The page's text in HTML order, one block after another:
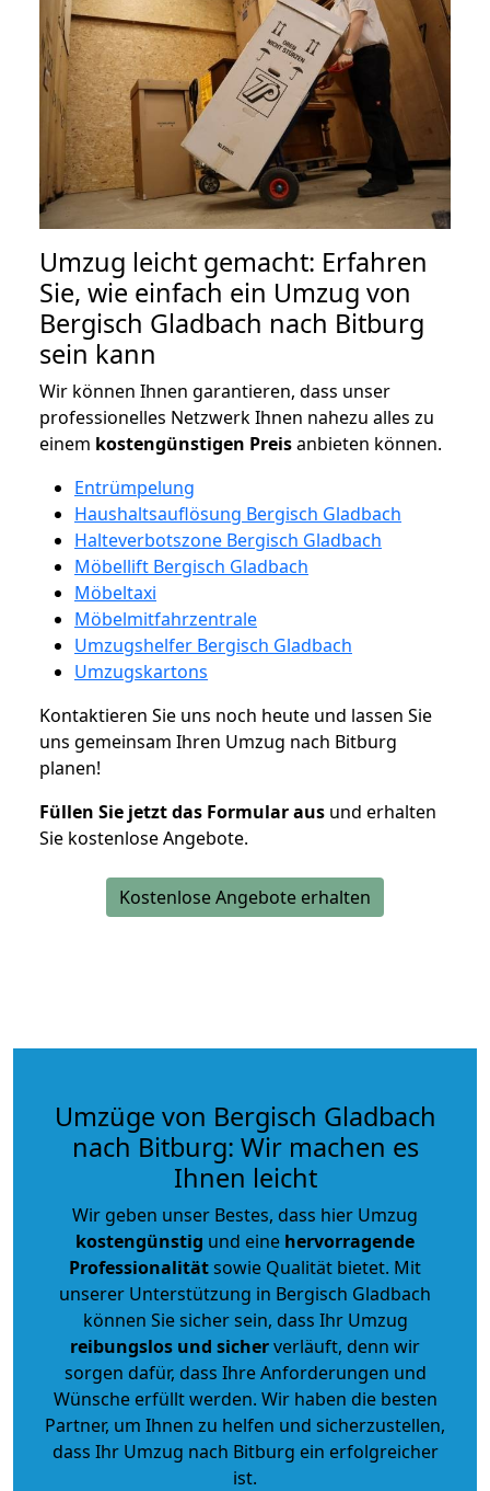
Umzug leicht gemacht: Erfahren
Sie, wie einfach ein Umzug von
Bergisch Gladbach nach Bitburg
sein kann
Wir können Ihnen garantieren, dass unser
professionelles Netzwerk Ihnen nahezu alles zu
einem kostengünstigen Preisanbieten können.
Entrümpelung
Haushaltsauflösung Bergisch Gladbach
Halteverbotszone Bergisch Gladbach
Möbellift Bergisch Gladbach
Möbeltaxi
Möbelmitfahrzentrale
Umzugshelfer Bergisch Gladbach
Umzugskartons
Kontaktieren Sie uns noch heute und lassen Sie
uns gemeinsam Ihren Umzug nach Bitburg
planen!
Füllen Sie jetzt das Formular aus und erhalten
Sie kostenlose Angebote.
Kostenlose Angebote erhalten
Umzüge von Bergisch Gladbach
nach Bitburg: Wir machen es
Ihnen leicht
Wir geben unser Bestes, dass hier Umzug
kostengünstig und eine hervorragende
Professionalitätsowie Qualität bietet. Mit
unserer Unterstützung in Bergisch Gladbach
können Sie sicher sein, dass Ihr Umzug
reibungslos und sicherverläuft, denn wir
sorgen dafür, dass Ihre Anforderungen und
Wünsche erfüllt werden. Wir haben die besten
Partner, um Ihnen zu helfen und sicherzustellen,
dass Ihr Umzug nach Bitburg ein erfolgreicher
ist.